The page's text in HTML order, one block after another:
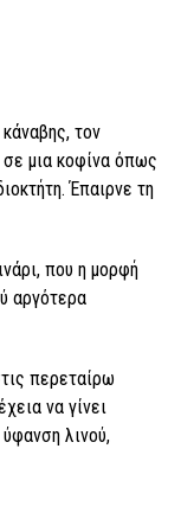
τον
σε μια κοφίνα όπως
Έπαιρνε τη
που η μορφή
αργότερα
περεταίρω
να γίνει
λινού,